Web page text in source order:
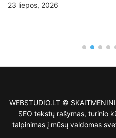
23 liepos, 2026
WEBSTUDIO.LT ©
SEO tekstų rašymas, turinio
talpinimas į mūsų valdomas